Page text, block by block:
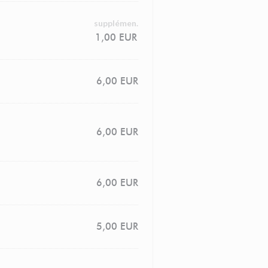
1,00 EUR
supplémen.
6,00 EUR
6,00 EUR
6,00 EUR
5,00 EUR